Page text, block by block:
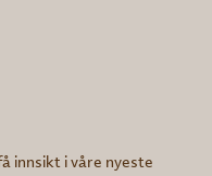
innsikt i våre nyeste